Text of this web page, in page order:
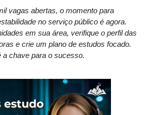
vagas abertas, o momento para
no serviço público é agora.
em sua área, verifique o perfil das
e crie um plano de estudos focado.
a chave para o sucesso.